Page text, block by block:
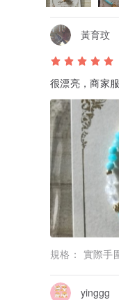
黃育玟
很漂亮，商家
規格： 實際手
yinggg